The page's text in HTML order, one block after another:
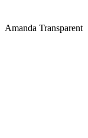
Amanda Transparent